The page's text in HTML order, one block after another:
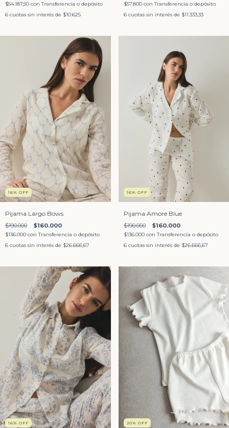
$54.187,50 con Transferencia o depósito
6 cuotas sin interés de $10.625
$57.800 con Transferencia o depósito
6 cuotas sin interés de $11.333,33
16% OFF
Pijama Largo Bows
$190.000 $160.000
$136.000 con Transferencia o depósito
6 cuotas sin interés de $26.666,67
16% OFF
Pijama Amore Blue
$190.000 $160.000
$136.000 con Transferencia o depósito
6 cuotas sin interés de $26.666,67
16% OFF 20% OFF